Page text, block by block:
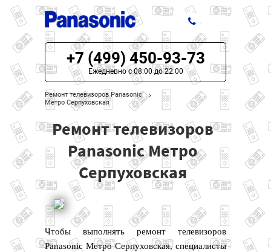
ЦЕНЫ НА РЕМОНТ
О СЕРВИСЕ
МОДЕЛИ PANASONIC
НАШИ КОНТАКТЫ
+7 (499) 450-93-73
Ежедневно с 08:00 до 22:00
Ремонт телевизоров Panasonic
Метро Серпуховская
Ремонт телевизоров
Panasonic Метро
Серпуховская
Чтобы выполнять ремонт телевизоров
Panasonic Метро Серпуховская, специалисты